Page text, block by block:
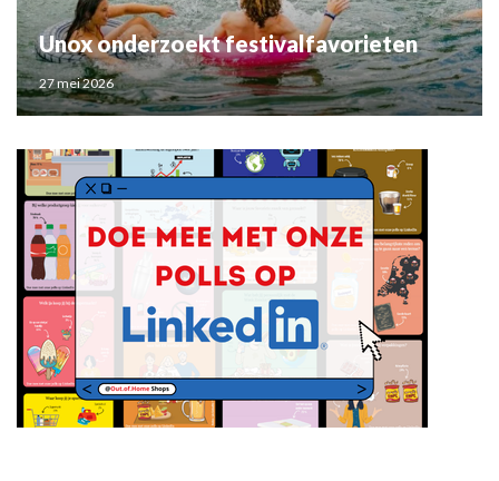
Unox onderzoekt festivalfavorieten
27 mei 2026